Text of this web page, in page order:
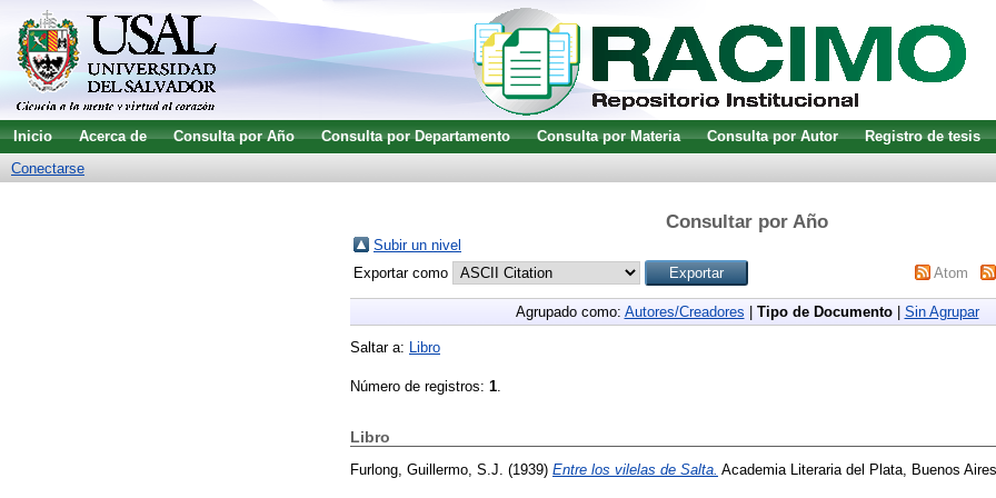
Inicio Acerca de Consulta por Año Consulta por Departamento Consulta por Materia Consulta por Autor
Registro de tesis
Conectarse
Consultar por Año
Subir un nivel
Exportar como
Atom
Agrupado como: Autores/Creadores Tipo de Documento| Sin Agrupar
Saltar a: Libro
Número de registros: 1
Libro
Furlong, Guillermo, S.J. (1939) Entre los vilelas de Salta. Academia Literaria del Plata, Buenos